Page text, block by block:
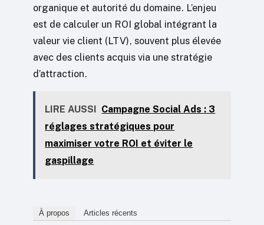
organique et autorité du domaine. L’enjeu
est de calculer un ROI global intégrant la
valeur vie client (LTV), souvent plus élevée
avec des clients acquis via une stratégie
d’attraction.
LIRE AUSSI
Campagne Social Ads : 3
réglages stratégiques pour
maximiser votre ROI et éviter le
gaspillage
À propos Articles récents